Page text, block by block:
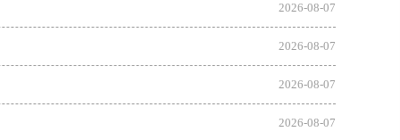
2026-08-07
2026-08-07
2026-08-07
2026-08-07